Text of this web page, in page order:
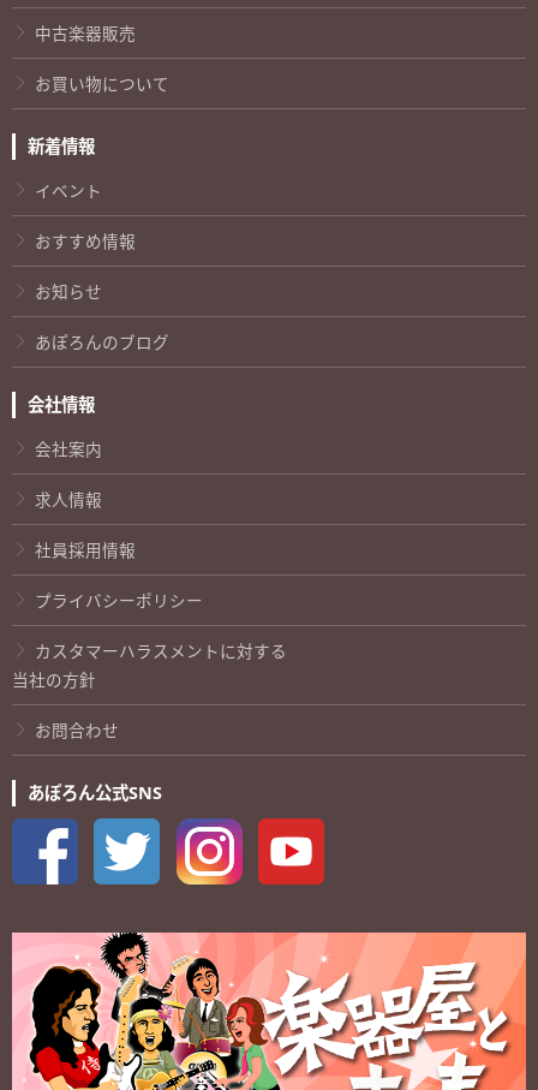
中古楽器販売
お買い物について
新着情報
イベント
おすすめ情報
お知らせ
あぽろんのブログ
会社情報
会社案内
求人情報
社員採用情報
プライバシーポリシー
カスタマーハラスメントに対する
当社の方針
お問合わせ
あぽろん公式SNS